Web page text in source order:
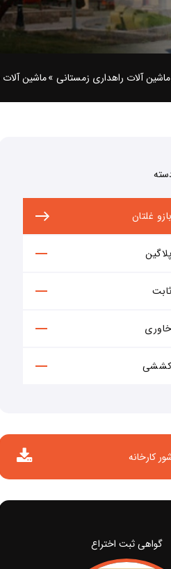
ماشین آلات راهداری زمستانی »ماشین
غلتان
کارخانه
گواهی ثبت اختراع